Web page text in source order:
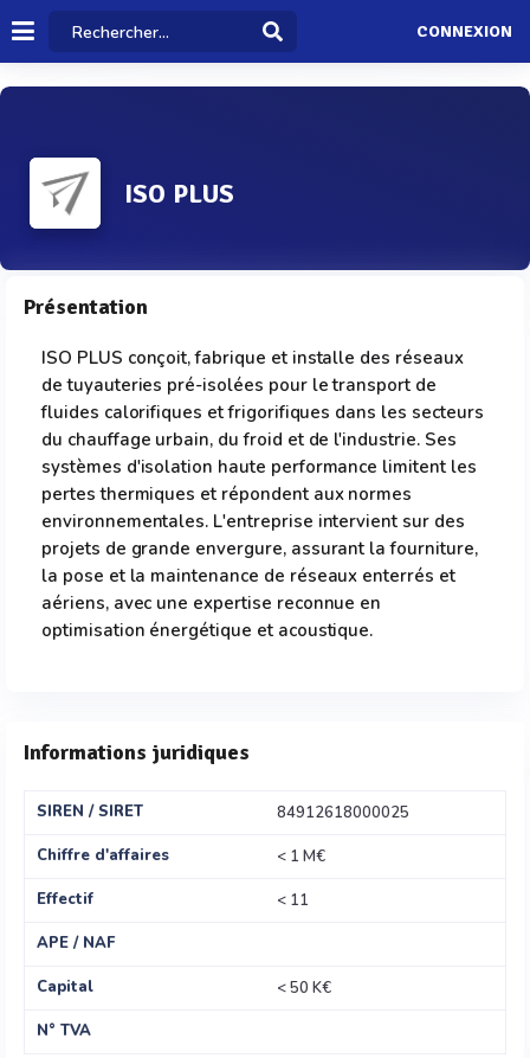
CONNEXION
ISO PLUS
Présentation
ISO PLUS conçoit, fabrique et installe des réseaux
de tuyauteries pré-isolées pour le transport de
fluides calorifiques et frigorifiques dans les secteurs
du chauffage urbain, du froid et de l'industrie. Ses
systèmes d'isolation haute performance limitent les
pertes thermiques et répondent aux normes
environnementales. L'entreprise intervient sur des
projets de grande envergure, assurant la fourniture,
la pose et la maintenance de réseaux enterrés et
aériens, avec une expertise reconnue en
optimisation énergétique et acoustique.
Informations juridiques
SIREN / SIRET
84912618000025
Chiffre d'affaires
< 1 M€
Effectif
< 11
APE / NAF
Capital
< 50 K€
N° TVA